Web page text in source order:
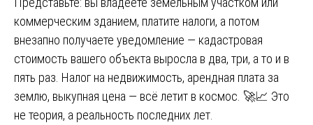
коммерческим зданием, платите налоги, а потом
внезапно получаете уведомление — кадастровая
стоимость вашего объекта выросла в два, три, а то и в
пять раз. Налог на недвижимость, арендная плата за
землю, выкупная цена — всё летит в космос. 🚀📈 Это
не теория, а реальность последних лет.